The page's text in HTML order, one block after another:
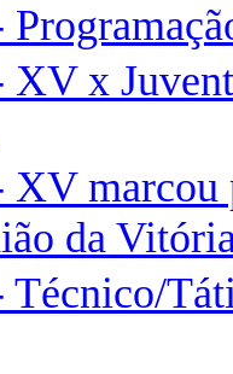
XV x
XV marcou
da
Técnico/